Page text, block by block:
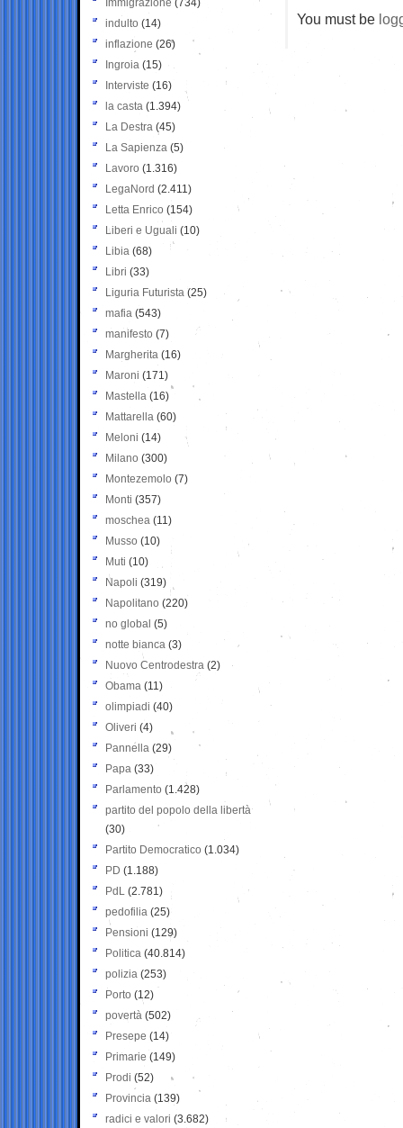
You must be
Immigrazione (734)
indulto (14)
inflazione (26)
Ingroia (15)
Interviste (16)
la casta (1.394)
La Destra (45)
La Sapienza (5)
Lavoro (1.316)
LegaNord (2.411)
Letta Enrico (154)
Liberi e Uguali (10)
Libia (68)
Libri (33)
Liguria Futurista (25)
mafia (543)
manifesto (7)
Margherita (16)
Maroni (171)
Mastella (16)
Mattarella (60)
Meloni (14)
Milano (300)
Montezemolo (7)
Monti (357)
moschea (11)
Musso (10)
Muti (10)
Napoli (319)
Napolitano (220)
no global (5)
notte bianca (3)
Nuovo Centrodestra (2)
Obama (11)
olimpiadi (40)
Oliveri (4)
Pannella (29)
Papa (33)
Parlamento (1.428)
partito del popolo della libertà
(30)
Partito Democratico (1.034)
PD (1.188)
PdL (2.781)
pedofilia (25)
Pensioni (129)
Politica (40.814)
polizia (253)
Porto (12)
povertà (502)
Presepe (14)
Primarie (149)
Prodi (52)
Provincia (139)
radici e valori (3.682)